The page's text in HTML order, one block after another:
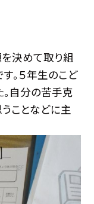
決めて取り組
。５年生のこど
自分の苦手克
うことなどに主